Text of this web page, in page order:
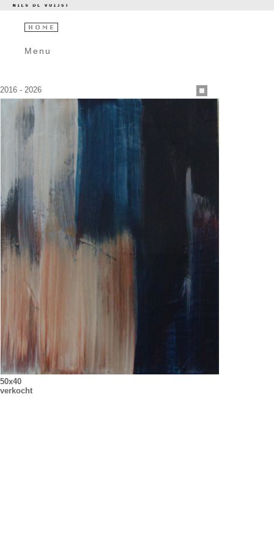
Menu
2016 - 2026
50x40
verkocht